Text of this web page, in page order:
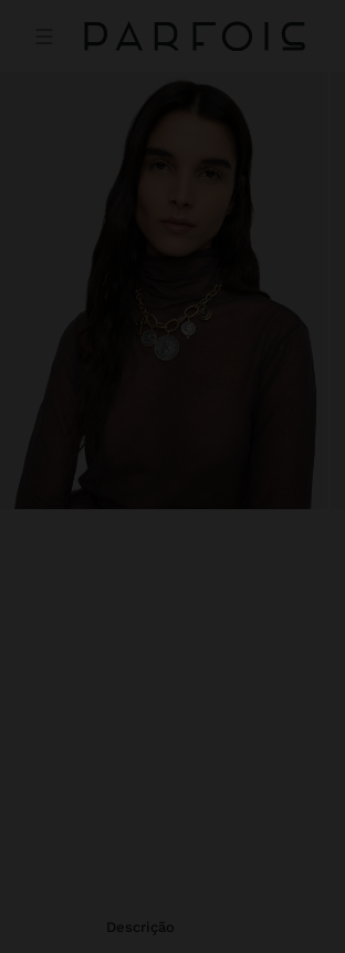
descrição